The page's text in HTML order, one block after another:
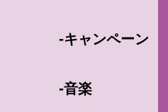
-キャンペーン
-音楽